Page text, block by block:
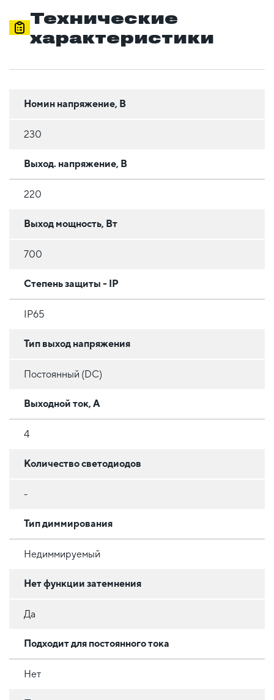
Технические
характеристики
Номин напряжение, В
230
Выход. напряжение, В
220
Выход мощность, Вт
700
Степень защиты - IP
IP65
Тип выход напряжения
Постоянный (DC)
Выходной ток, А
4
Количество светодиодов
-
Тип диммирования
Недиммируемый
Нет функции затемнения
Да
Подходит для постоянного тока
Нет